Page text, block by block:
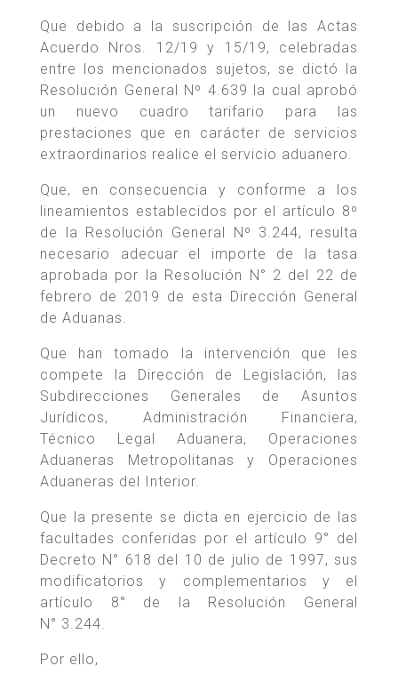
Que debido a la suscripción de las Actas
Acuerdo Nros. 12/19 y 15/19, celebradas
entre los mencionados sujetos, se dictó la
Resolución General Nº 4.639 la cual aprobó
un nuevo cuadro tarifario para las
prestaciones que en carácter de servicios
extraordinarios realice el servicio aduanero.
Que, en consecuencia y conforme a los
lineamientos establecidos por el artículo 8º
de la Resolución General Nº 3.244, resulta
necesario adecuar el importe de la tasa
aprobada por la Resolución N° 2 del 22 de
febrero de 2019 de esta Dirección General
de Aduanas.
Que han tomado la intervención que les
compete la Dirección de Legislación, las
Subdirecciones Generales de Asuntos
Jurídicos, Administración Financiera,
Técnico Legal Aduanera, Operaciones
Aduaneras Metropolitanas y Operaciones
Aduaneras del Interior.
Que la presente se dicta en ejercicio de las
facultades conferidas por el artículo 9° del
Decreto N° 618 del 10 de julio de 1997, sus
modificatorios y complementarios y el
artículo 8° de la Resolución General
N° 3.244.
Por ello,